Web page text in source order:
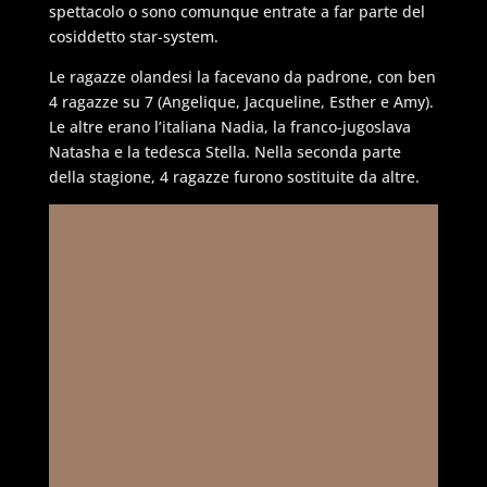
spettacolo o sono comunque entrate a far parte del
cosiddetto star-system.
Le ragazze olandesi la facevano da padrone, con ben
4 ragazze su 7 (Angelique, Jacqueline, Esther e Amy).
Le altre erano l’italiana Nadia, la franco-jugoslava
Natasha e la tedesca Stella. Nella seconda parte
della stagione, 4 ragazze furono sostituite da altre.